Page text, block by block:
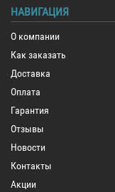
НАВИГАЦИЯ
О компании
Как заказать
Доставка
Оплата
Гарантия
Отзывы
Новости
Контакты
Акции